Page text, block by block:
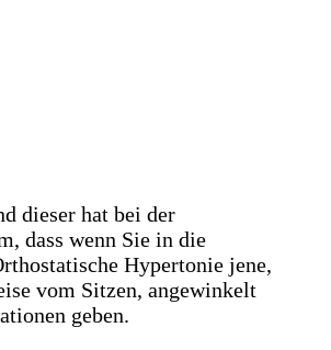
dieser hat bei der
dass wenn Sie in die
Hypertonie jene,
vom Sitzen, angewinkelt
geben.